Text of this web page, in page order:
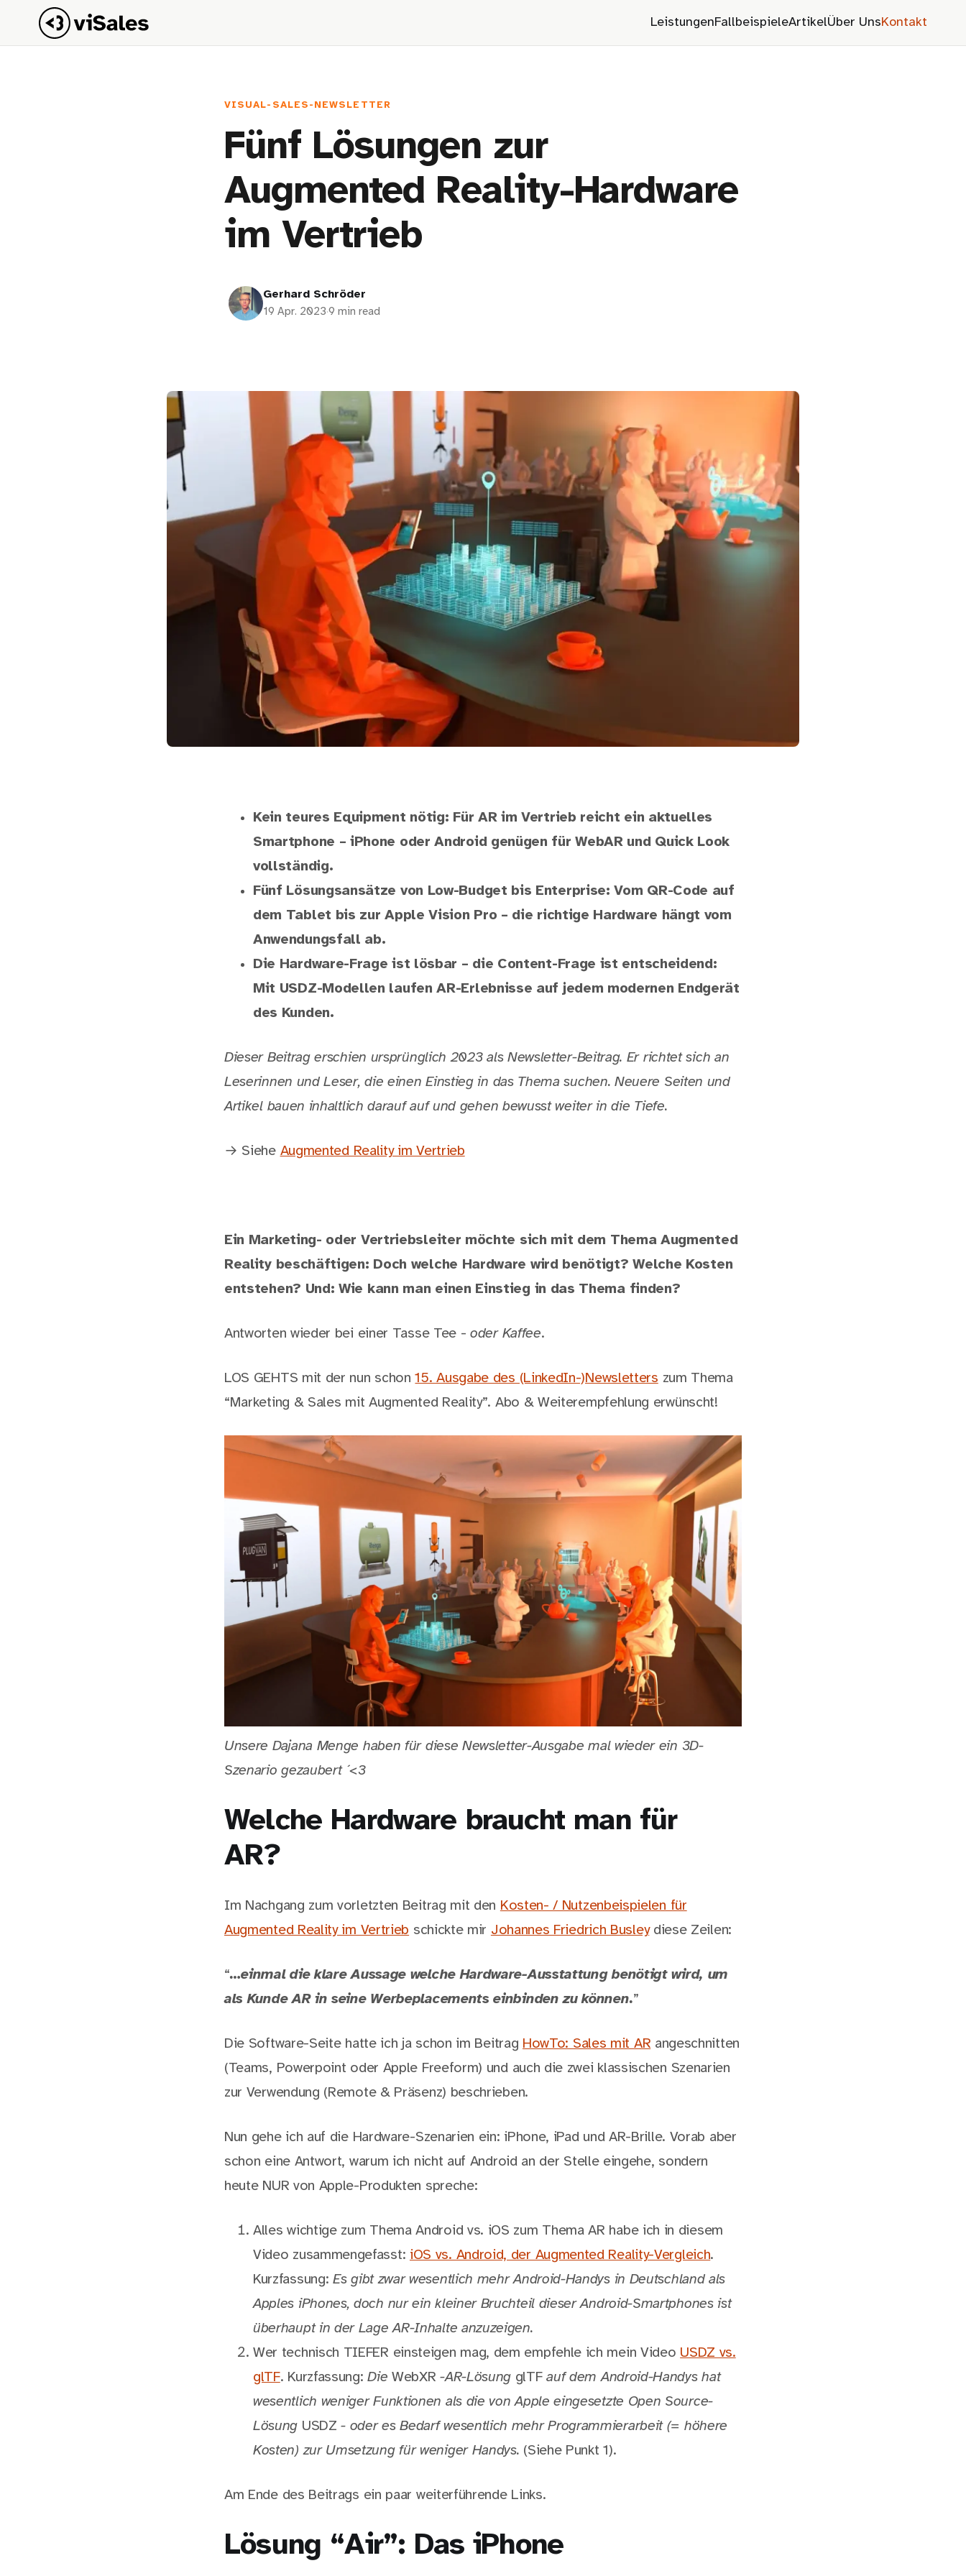
LeistungenFallbeispieleArtikelÜber UnsKontakt
VISUAL-SALES-NEWSLETTER
Fünf Lösungen zur
Augmented Reality-Hardware
im Vertrieb
Gerhard Schröder
19 Apr. 2023·9 min read
Kein teures Equipment nötig: Für AR im Vertrieb reicht ein aktuelles
Smartphone – iPhone oder Android genügen für WebAR und Quick Look
vollständig.
Fünf Lösungsansätze von Low-Budget bis Enterprise: Vom QR-Code auf
dem Tablet bis zur Apple Vision Pro – die richtige Hardware hängt vom
Anwendungsfall ab.
Die Hardware-Frage ist lösbar – die Content-Frage ist entscheidend:
Mit USDZ-Modellen laufen AR-Erlebnisse auf jedem modernen Endgerät
des Kunden.
Dieser Beitrag erschien ursprünglich 2023 als Newsletter-Beitrag. Er richtet sich an
Leserinnen und Leser, die einen Einstieg in das Thema suchen. Neuere Seiten und
Artikel bauen inhaltlich darauf auf und gehen bewusst weiter in die Tiefe.
→ Siehe Augmented Reality im Vertrieb
Ein Marketing- oder Vertriebsleiter möchte sich mit dem Thema Augmented
Reality beschäftigen: Doch welche Hardware wird benötigt? Welche Kosten
entstehen? Und: Wie kann man einen Einstieg in das Thema finden?
Antworten wieder bei einer Tasse Tee -oder Kaffee.
LOS GEHTS mit der nun schon15. Ausgabe des (LinkedIn-)Newsletters zum Thema
“Marketing & Sales mit Augmented Reality”. Abo & Weiterempfehlung erwünscht!
Unsere Dajana Menge haben für diese Newsletter-Ausgabe mal wieder ein 3D-
Szenario gezaubert ´<3
Welche Hardware braucht man für
AR?
Im Nachgang zum vorletzten Beitrag mit den Kosten- / Nutzenbeispielen für
Augmented Reality im Vertrieb schickte mir Johannes Friedrich Busleydiese Zeilen:
“…einmal die klare Aussage welche Hardware-Ausstattung benötigt wird, um
als Kunde AR in seine Werbeplacements einbinden zu können.”
Die Software-Seite hatte ich ja schon im Beitrag HowTo: Sales mit AR angeschnitten
(Teams, Powerpoint oder Apple Freeform) und auch die zwei klassischen Szenarien
zur Verwendung (Remote & Präsenz) beschrieben.
Nun gehe ich auf die Hardware-Szenarien ein: iPhone, iPad und AR-Brille. Vorab aber
schon eine Antwort, warum ich nicht auf Android an der Stelle eingehe, sondern
heute NUR von Apple-Produkten spreche:
Alles wichtige zum Thema Android vs. iOS zum Thema AR habe ich in diesem
Video zusammengefasst: iOS vs. Android, der Augmented Reality-Vergleich.
Kurzfassung:Es gibt zwar wesentlich mehr Android-Handys in Deutschland als
Apples iPhones, doch nur ein kleiner Bruchteil dieser Android-Smartphones ist
überhaupt in der Lage AR-Inhalte anzuzeigen.
Wer technisch TIEFER einsteigen mag, dem empfehle ich mein Video USDZ vs.
glTF. Kurzfassung:Die WebXR -AR-Lösung glTF auf dem Android-Handys hat
wesentlich weniger Funktionen als die von Apple eingesetzte Open Source-
Lösung USDZ - oder es Bedarf wesentlich mehr Programmierarbeit (= höhere
Kosten) zur Umsetzung für weniger Handys. (Siehe Punkt 1).
Am Ende des Beitrags ein paar weiterführende Links.
Lösung “Air”: Das iPhone